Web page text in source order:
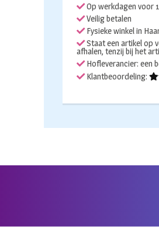
de
Haas
aantal
Op werkdagen voor
Veilig betalen
Fysieke winkel in
Staat een artikel op
afhalen, tenzij bij het
Hofleverancier: een
Klantbeoordeling: